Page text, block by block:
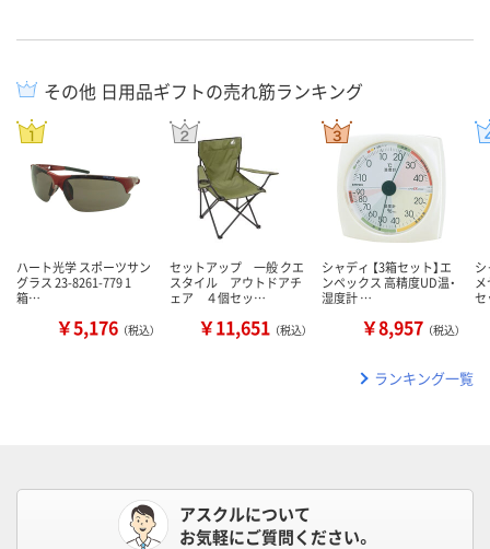
その他 日用品ギフトの売れ筋ランキング
ハート光学 スポーツサン
グラス 23-8261-779 1
箱…
￥5,176 （税込）
セットアップ 一般 クエ
スタイル アウトドアチ
ェア ４個セッ…
￥11,651 （税込）
シャディ 【3箱セット】エ
ンペックス 高精度UD温・
湿度計 …
￥8,957 （税込）
シ
ランキング一覧
アスクルについて
お気軽にご質問ください。